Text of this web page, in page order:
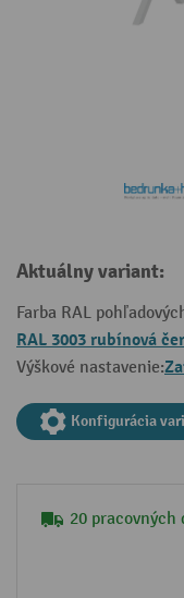
Aktuálny variant:
Farba RAL
RAL 3003 rubínová
Výškové nastavenie:
Konfigurácia
20 pracovných